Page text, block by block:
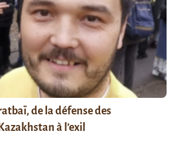
de la défense des
à l’exil